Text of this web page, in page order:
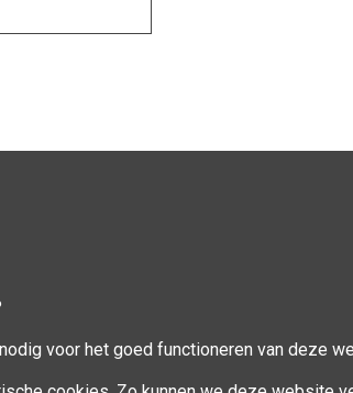
voor het goed functioneren van deze